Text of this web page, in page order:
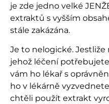
je zde jedno velké
extraktů s vyšším
stále zakázána.
Je to nelogické.
jehož léčení potřebujete
vám ho lékař s
ho v lékárně
chtěli použít extrakt